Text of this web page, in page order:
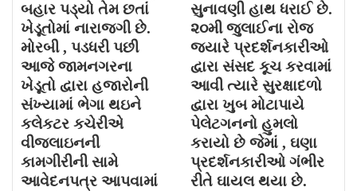
બહાર પડ્યો તેમ છતાં
ખેડૂતોમાં નારાજગી છે.
મોરબી , પડધરી પછી
આજે જામનગરના
ખેડૂતો દ્વારા હજારોની
સંખ્યામાં ભેગા થઇને
કલેકટર કચેરીએ
વીજલાઇનની
કામગીરીની સામે
આવેદનપત્ર આપવામાં
સુનાવણી હાથ ધરાઈ છે.
૨૦મી જુલાઈના રોજ
જયારે પ્રદર્શનકારીઓ
દ્વારા સંસદ કૂચ કરવામાં
આવી ત્યારે સુરક્ષાદળો
દ્વારા ખુબ મોટાપાયે
પેલેટગનનો હુમલો
કરાયો છે જેમાં , ઘણા
પ્રદર્શનકારીઓ ગંભીર
રીતે ઘાયલ થયા છે.